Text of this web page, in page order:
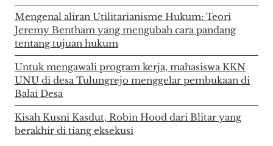
Mengenal aliran Utilitarianisme Hukum: Teori
Jeremy Bentham yang mengubah cara pandang
tentang tujuan hukum
Untuk mengawali program kerja, mahasiswa KKN
UNU di desa Tulungrejo menggelar pembukaan di
Balai Desa
Kisah Kusni Kasdut, Robin Hood dari Blitar yang
berakhir di tiang eksekusi